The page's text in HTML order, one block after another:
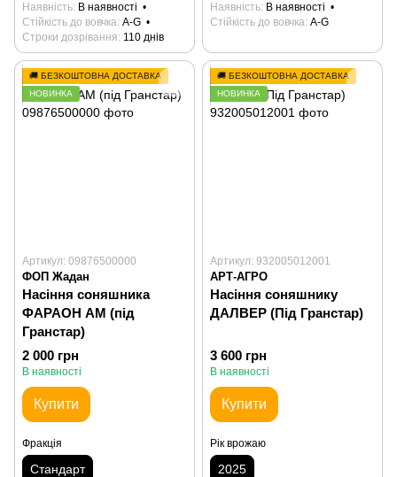
Наявність В наявності
Стійкість до вовчка А-G
Строки дозрівання 110 днів
Наявність В наявності
Стійкість до вовчка А-G
🚚 БЕЗКОШТОВНА ДОСТАВКА
НОВИНКА
Артикул: 09876500000
ФОП Жадан
Насіння соняшника
ФАРАОН АМ (під
Гранстар)
2 000 грн
В наявності
Купити
Фракція
Стандарт
🚚 БЕЗКОШТОВНА ДОСТАВКА
НОВИНКА
Артикул: 932005012001
АРТ-АГРО
Насіння соняшнику
ДАЛВЕР (Під Гранстар)
3 600 грн
В наявності
Купити
Рік врожаю
2025